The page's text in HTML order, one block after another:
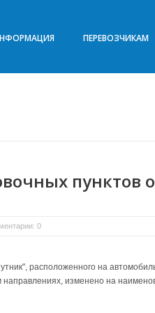
ПЕРЕВОЗЧИКАМ
пунктов
0
расположенного на
изменено на